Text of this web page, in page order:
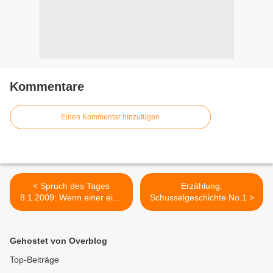
Kommentare
Einen Kommentar hinzufügen
< Spruch des Tages
8.1.2009: Wenn einer eine
Reise tut...
Erzählung:
Schusselgeschichte No.1 >
Gehostet von Overblog
Top-Beiträge